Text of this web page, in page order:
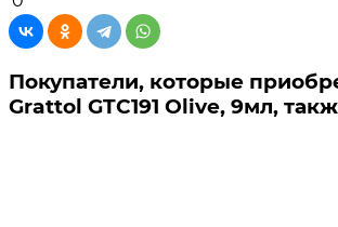
Покупатели, которые
Grattol GTC191 Olive, 9мл,